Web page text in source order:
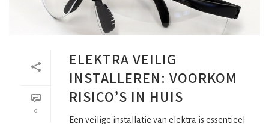
0
ELEKTRA VEILIG
INSTALLEREN: VOORKOM
RISICO’S IN HUIS
Een veilige installatie van elektra is essentieel